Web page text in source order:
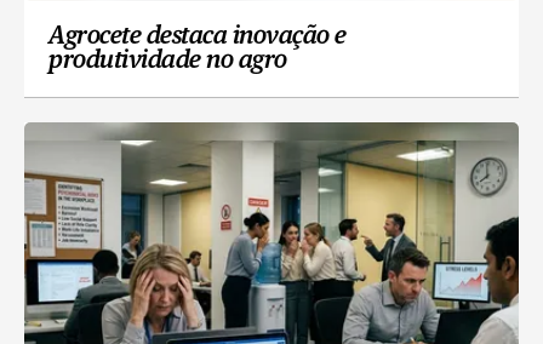
Agrocete destaca inovação e
produtividade no agro